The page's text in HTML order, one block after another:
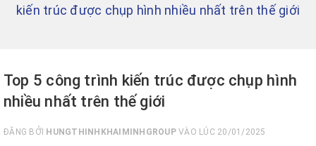
kiến trúc được chụp hình nhiều nhất trên thế giới
Top 5 công trình kiến trúc được chụp hình
nhiều nhất trên thế giới
ĐĂNG BỞI HUNGTHINHKHAIMINHGROUPVÀO LÚC 20/01/2025